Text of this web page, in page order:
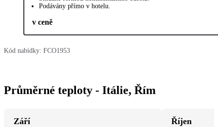
Podávány přímo v hotelu.
v ceně
Kód nabídky: FCO1953
Průměrné teploty - Itálie, Řím
Září
Říjen